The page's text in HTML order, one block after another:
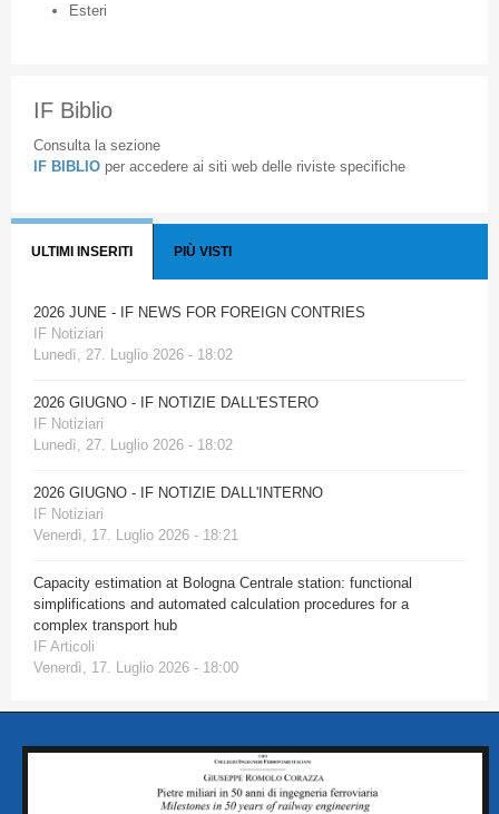
Esteri
IF Biblio
Consulta la sezione
IF BIBLIO per accedere ai siti web delle riviste specifiche
ULTIMI INSERITI PIÙ VISTI
2026 JUNE - IF NEWS FOR FOREIGN CONTRIES
IF Notiziari
Lunedì, 27. Luglio 2026 - 18:02
2026 GIUGNO - IF NOTIZIE DALL'ESTERO
IF Notiziari
Lunedì, 27. Luglio 2026 - 18:02
2026 GIUGNO - IF NOTIZIE DALL'INTERNO
IF Notiziari
Venerdì, 17. Luglio 2026 - 18:21
Capacity estimation at Bologna Centrale station: functional
simplifications and automated calculation procedures for a
complex transport hub
IF Articoli
Venerdì, 17. Luglio 2026 - 18:00